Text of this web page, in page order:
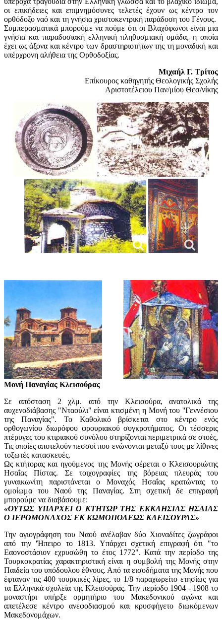
οι επικήδειες και επιμνημόσυνες τελετές έχουν ως κέντρο τον
ορθόδοξο ναό και τη γνήσια χριστοκεντρική παράδοση του Γένους.
Συμπερασματικά μπορούμε να πούμε ότι οι Βλαχόφωνοι είναι μια
γνήσια και παραδοσιακή ελληνική πληθυσμιακή ομάδα, η οποία
έχει ως άξονα και κέντρο των δραστηριοτήτων της τη μοναδική και
υπέρχρονη αλήθεια της Ορθοδοξίας.
Μιχαήλ Γ. Τρίτος
Επίκουρος καθηγητής Θεολογικής Σχολής
Αριστοτέλειου Παν/μίου Θεσ/νίκης
Μονή Παναγίας Κλεισούρας
Σε απόσταση 2 χλμ. από την Κλεισούρα, ανατολικά της
αυχενοδιάβασης "Νταούλι" είναι κτισμένη η Μονή του ''Γεννέσιου
της Παναγίας". Το Καθολικό βρίσκεται στο κέντρο ενός
ορθογωνίου διωρόφου φρουριακού συγκροτήματος. Οι τέσσερις
πτέρυγες του κτιριακού συνόλου στηρίζονται περιμετρικά σε στοές,
Τις οποίες αποτελούν πεσσοί που ενώνονται μεταξύ τους με λίθινες
τοξωτές κατασκευές.
Ως κτήτορας και ηγούμενος της Μονής φέρεται ο Κλεισουριώτης
Ησαΐας Πίστας. Σε τοιχογραφίες της βόρειας πλευράς του
γυναικωνίτη παριστάνεται ο Μοναχός Ησαΐας κρατώντας το
ομοίωμα του Ναού της Παναγίας. Στη σχετική δε επιγραφή
μπορούμε να διαβάσουμε:
«ΟΥΤΩΣ ΥΠΑΡΧΕΙ Ο ΚΤΗΤΩΡ ΤΗΣ ΕΚΚΛΗΣΙΑΣ ΗΣΑΙΑΣ
Ο ΙΕΡΟΜΟΝΑΧΟΣ ΕΚ ΚΩΜΟΠΟΛΕΩΣ ΚΛΕΙΣΟΥΡΑΣ»
Την αγιογράφηση του Ναού ανέλαβαν δύο Χιοναδίτες ζωγράφοι
από την 'Ήπειρο το 1813. Υπάρχει σχετική επιγραφή ότι "το
Εαοvοστάσιοv εχρυσώθη το έτος 1772". Κατά την περίοδο της
Τουρκοκρατίας χαρακτηριστική είναι η συμβολή της Μονής στην
Παιδεία του υπόδουλου έθνους. Από τα εισοδήματα της Μονής που
έφταναν τις 400 τουρκικές λίρες, το 1/8 παραχωρείτο ετησίως για
τα Ελληνικά σχολεία της Κλεισούρας. Την περίοδο 1904 - 1908 το
μοναστήρι υπήρξε ορμητήριο του Μακεδονικού αγώνα και
απετέλεσε κέντρο ανεφοδιασμού και κρυσφήγετο διωκόμενων
Μακεδονομάχων.